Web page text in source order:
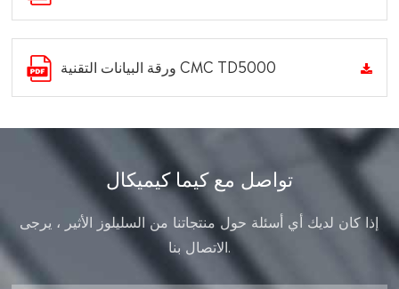
ورقة البيانات التقنية CMC TD5000
تواصل مع كيما كيميكال
إذا كان لديك أي أسئلة حول منتجاتنا من السليلوز الأثير ، يرجى
الاتصال بنا.